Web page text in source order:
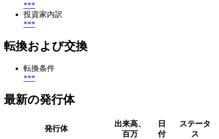
***
投資家内訳
***
転換および交換
転換条件
***
最新の発行体
発行体
出来高、
百万
日
付
ステータ
ス